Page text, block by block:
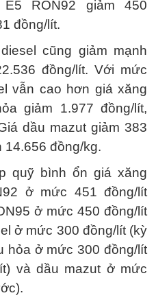
RON92 giảm 450
đồng/lít.
cũng giảm mạnh
đồng/lít. Với mức
vẫn cao hơn giá xăng
giảm 1.977 đồng/lít,
dầu mazut giảm 383
14.656 đồng/kg.
quỹ bình ổn giá xăng
ở mức 451 đồng/lít
ở mức 450 đồng/lít
ở mức 300 đồng/lít (kỳ
hỏa ở mức 300 đồng/lít
và dầu mazut ở mức